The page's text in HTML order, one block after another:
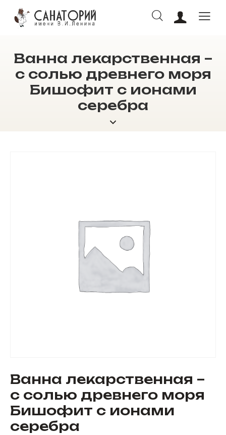
Ванна лекарственная –
с солью древнего моря
Бишофит с ионами
серебра
ОНЛАЙН БРОНИРОВАНИЕ
Ванна лекарственная –
с солью древнего моря
Бишофит с ионами
серебра